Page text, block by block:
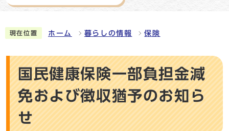
現在位置 ホーム 暮らしの情報 保険
国民健康保険一部負担金減
免および徴収猶予のお知ら
せ